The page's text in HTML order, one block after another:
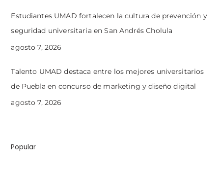
Estudiantes UMAD fortalecen la cultura de prevención y
seguridad universitaria en San Andrés Cholula
agosto 7, 2026
Talento UMAD destaca entre los mejores universitarios
de Puebla en concurso de marketing y diseño digital
agosto 7, 2026
Popular